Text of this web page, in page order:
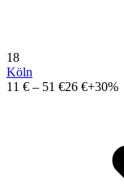
18
Köln
11 € – 51 €26 €+30%